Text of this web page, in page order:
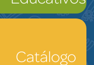
Catálogo